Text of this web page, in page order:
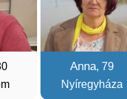
Anna, 79
Nyíregyháza